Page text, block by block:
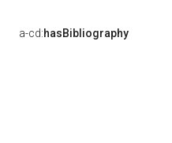
a-cd:hasBibliography